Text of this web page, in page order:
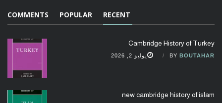
RECENT
POPULAR
COMMENTS
Cambridge History of Turkey
BY BOUTAHAR يوليو 2, 2026
new cambridge history of islam